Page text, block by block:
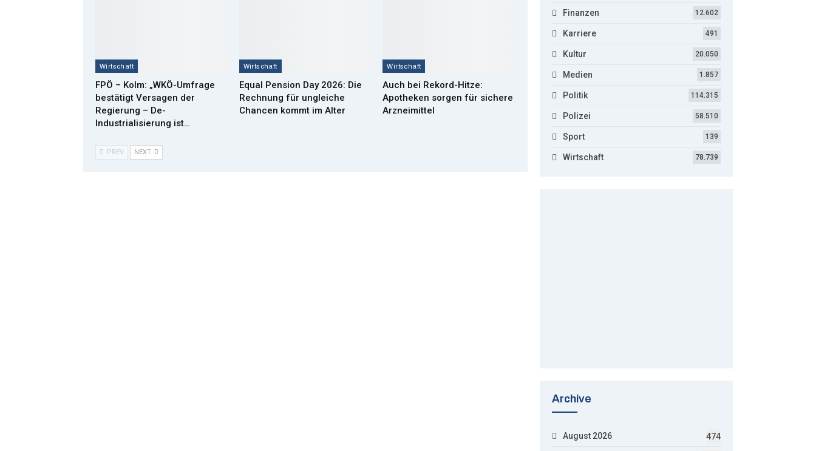
Wirtschaft
FPÖ – Kolm: „WKÖ-Umfrage
bestätigt Versagen der
Regierung – De-
Industrialisierung ist…
Wirtschaft
Equal Pension Day 2026: Die
Rechnung für ungleiche
Chancen kommt im Alter
Wirtschaft
Auch bei Rekord-Hitze:
Apotheken sorgen für sichere
Arzneimittel
PREV NEXT
Finanzen 12.602
Karriere 491
Kultur 20.050
Medien 1.857
Politik 114.315
Polizei 58.510
Sport 139
Wirtschaft 78.739
Archive
August 2026 474